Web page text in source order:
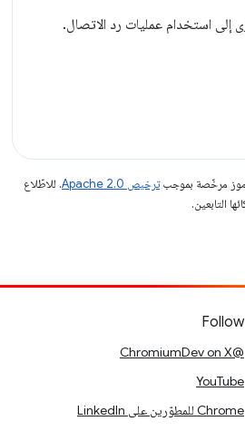
مرخّصة بموجبترخيص Apache 2.0‏
. للاطّلاع
Follow
@ChromiumDev on X
YouTube
Chrome للمطوّرين على LinkedIn